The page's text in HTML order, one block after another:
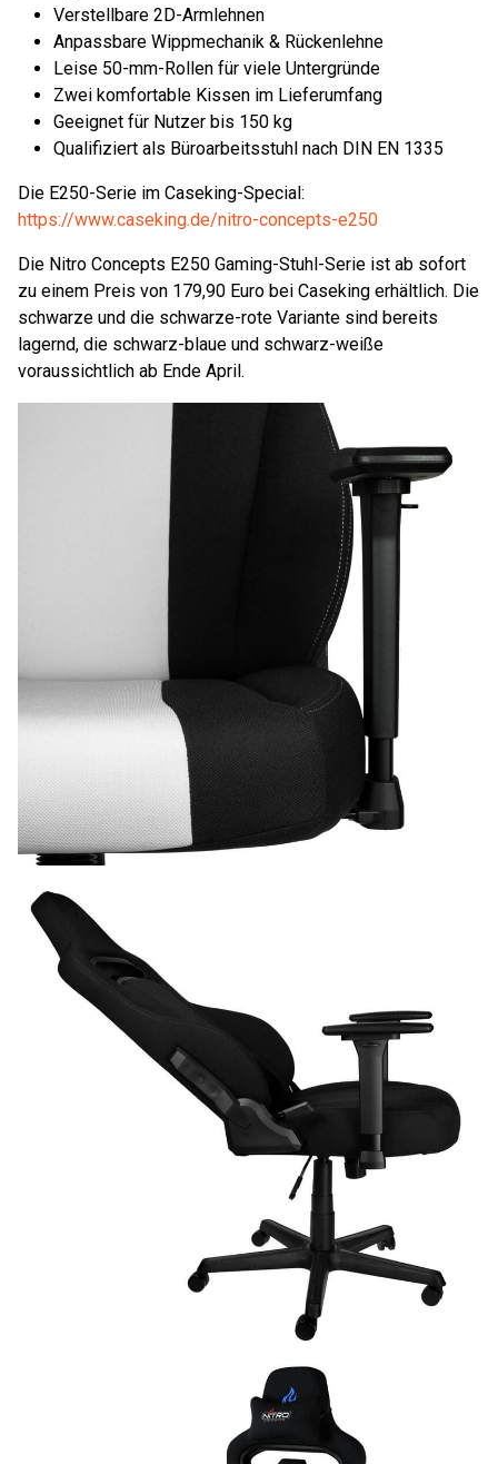
Verstellbare 2D-Armlehnen
Anpassbare Wippmechanik & Rückenlehne
Leise 50-mm-Rollen für viele Untergründe
Zwei komfortable Kissen im Lieferumfang
Geeignet für Nutzer bis 150 kg
Qualifiziert als Büroarbeitsstuhl nach DIN EN 1335
Die E250-Serie im Caseking-Special:
https://www.caseking.de/nitro-concepts-e250
Die Nitro Concepts E250 Gaming-Stuhl-Serie ist ab sofort
zu einem Preis von 179,90 Euro bei Caseking erhältlich. Die
schwarze und die schwarze-rote Variante sind bereits
lagernd, die schwarz-blaue und schwarz-weiße
voraussichtlich ab Ende April.